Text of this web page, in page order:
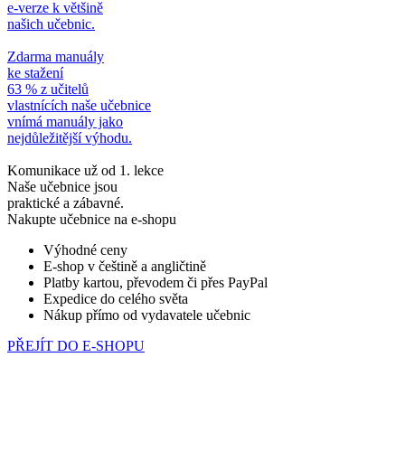
e-verze k většině
našich učebnic.
Zdarma manuály
ke stažení
63 % z učitelů
vlastnících naše učebnice
vnímá manuály jako
nejdůležitější výhodu.
Komunikace už od 1. lekce
Naše učebnice jsou
praktické a zábavné.
Nakupte učebnice na e-shopu
Výhodné ceny
E-shop v češtině a angličtině
Platby kartou, převodem či přes PayPal
Expedice do celého světa
Nákup přímo od vydavatele učebnic
PŘEJÍT DO E-SHOPU